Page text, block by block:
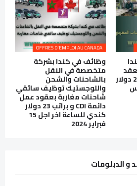
عمل دائم CDI و براتب21 دولار
مارس
OFFRES D'EMPLOI AU CANADA
وظائف في كندا بشركة
متخصصة في النقل
بالشاحنات والشحن
واللوجستيك توظيف سائقي
شاحنات مغاربة بعقود عمل
دائمة CDI و براتب 23 دولار
كندي للساعة اخر اجل 15
فبراير 2024
الدبلومات